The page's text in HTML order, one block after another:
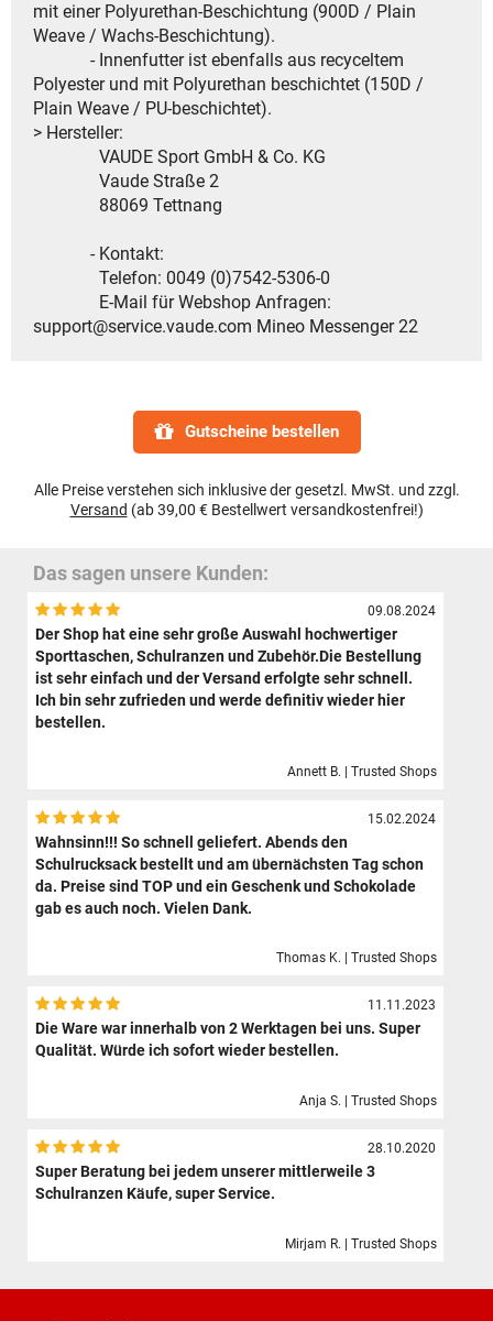
mit einer Polyurethan-Beschichtung (900D / Plain
Weave / Wachs-Beschichtung).
- Innenfutter ist ebenfalls aus recyceltem
Polyester und mit Polyurethan beschichtet (150D /
Plain Weave / PU-beschichtet).
> Hersteller:
VAUDE Sport GmbH & Co. KG
Vaude Straße 2
88069 Tettnang
- Kontakt:
Telefon: 0049 (0)7542-5306-0
E-Mail für Webshop Anfragen:
support@service.vaude.com Mineo Messenger 22
Gutscheine bestellen
Alle Preise verstehen sich inklusive der gesetzl. MwSt. und zzgl.
Versand (ab 39,00 € Bestellwert versandkostenfrei!)
Das sagen unsere Kunden:
09.08.2024
Der Shop hat eine sehr große Auswahl hochwertiger
Sporttaschen, Schulranzen und Zubehör.Die Bestellung
ist sehr einfach und der Versand erfolgte sehr schnell.
Ich bin sehr zufrieden und werde definitiv wieder hier
bestellen.
Annett B. | Trusted Shops
15.02.2024
Wahnsinn!!! So schnell geliefert. Abends den
Schulrucksack bestellt und am übernächsten Tag schon
da. Preise sind TOP und ein Geschenk und Schokolade
gab es auch noch. Vielen Dank.
Thomas K. | Trusted Shops
11.11.2023
Die Ware war innerhalb von 2 Werktagen bei uns. Super
Qualität. Würde ich sofort wieder bestellen.
Anja S. | Trusted Shops
28.10.2020
Super Beratung bei jedem unserer mittlerweile 3
Schulranzen Käufe, super Service.
Mirjam R. | Trusted Shops